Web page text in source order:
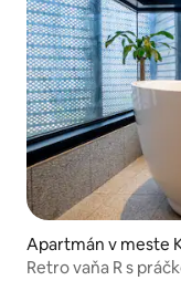
Apartmán v meste
Retro vaňa R s